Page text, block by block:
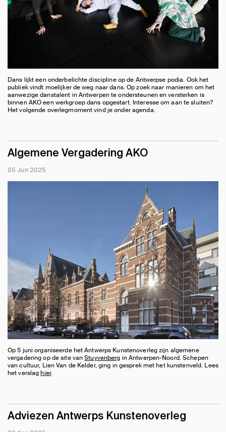
Dans lijkt een onderbelichte discipline op de Antwerpse podia. Ook het
publiek vindt moelijker de weg naar dans. Op zoek naar manieren om het
aanwezige danstalent in Antwerpen te ondersteunen en versterken is
binnen AKO een werkgroep dans opgestart. Interesse om aan te sluiten?
Het volgende overlegmoment vind je onder agenda.
Algemene Vergadering AKO
05 Jun 2025
Op 5 juni organiseerde het Antwerps Kunstenoverleg zijn algemene
vergadering op de site vanStuyvenberg in Antwerpen-Noord. Schepen
van cultuur, Lien Van de Kelder, ging in gesprek met het kunstenveld. Lees
het verslaghier.
Adviezen Antwerps Kunstenoverleg